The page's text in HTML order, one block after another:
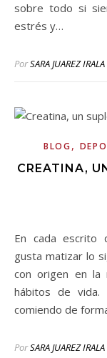
sobre todo si
estrés y…
PorSARA JUAREZ IRALA
BLOG,
CREATINA,
En cada escrito que realizo sobre suplementación me
gusta matizar lo
con origen en la
hábitos de
comiendo de
PorSARA JUAREZ IRALA